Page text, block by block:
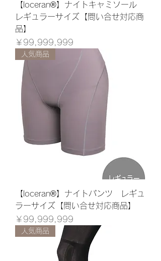
【loceran®】ナイトキャミソール
レギュラーサイズ【問い合せ対応商
品】
価格
￥99,999,999
人気商品
【loceran®】ナイトパンツ レギュ
ラーサイズ【問い合せ対応商品】
価格
￥99,999,999
人気商品